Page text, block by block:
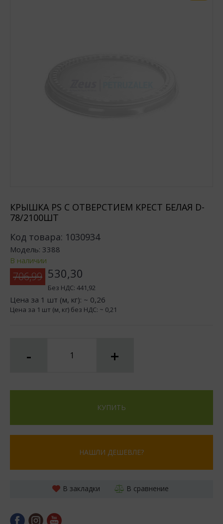
КРЫШКА PS С ОТВЕРСТИЕМ КРЕСТ БЕЛАЯ D-
78/2100ШТ
Код товара: 1030934
Модель: 3388
В наличии
706,99 530,30
Без НДС: 441,92
Цена за 1 шт (м, кг): ~ 0,26
Цена за 1 шт (м, кг) без НДС: ~ 0,21
- +
КУПИТЬ
НАШЛИ ДЕШЕВЛЕ?
В закладки В сравнение